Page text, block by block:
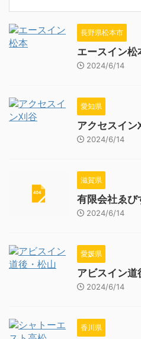
長野県松本市
エースイン松
2024/6/14
愛知県
アクセスイン
2024/6/14
滋賀県
有限会社ゑび
2024/6/14
愛媛県
アビスイン道
2024/6/14
香川県